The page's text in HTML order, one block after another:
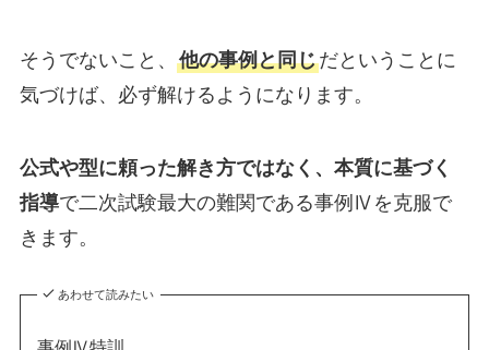
そうでないこと、 他の事例と同じだということに
気づけば、必ず解けるようになります。
公式や型に頼った解き方ではなく、本質に基づく
指導で二次試験最大の難関である事例Ⅳを克服で
きます。
あわせて読みたい